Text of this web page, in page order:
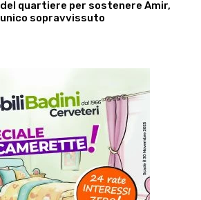
del quartiere per sostenere Amir,
unico sopravvissuto